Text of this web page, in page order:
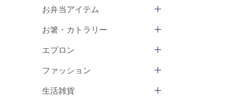
お弁当アイテム
お箸・カトラリー
エプロン
ファッション
生活雑貨